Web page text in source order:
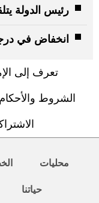
رئيس الدولة
انخفاض في
تعرف إلى
الشروط والأحكام
محليات
حياتنا